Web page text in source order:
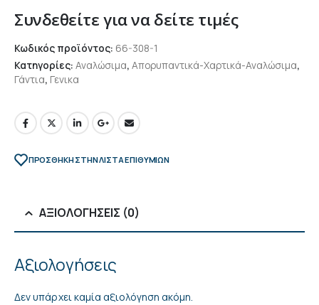
Συνδεθείτε για να δείτε τιμές
Κωδικός προϊόντος: 66-308-1
Κατηγορίες: Αναλώσιμα, Απορυπαντικά-Χαρτικά-Αναλώσιμα,
Γάντια, Γενικα
ΠΡΌΣΘΉΚΗ ΣΤΗΝ ΛΊΣΤΑ ΕΠΙΘΥΜΙΏΝ
ΑΞΙΟΛΟΓΉΣΕΙΣ (0)
Αξιολογήσεις
Δεν υπάρχει καμία αξιολόγηση ακόμη.